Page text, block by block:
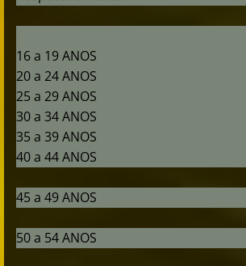
16 a 19 ANOS
20 a 24 ANOS
25 a 29 ANOS
30 a 34 ANOS
35 a 39 ANOS
40 a 44 ANOS
45 a 49 ANOS
50 a 54 ANOS